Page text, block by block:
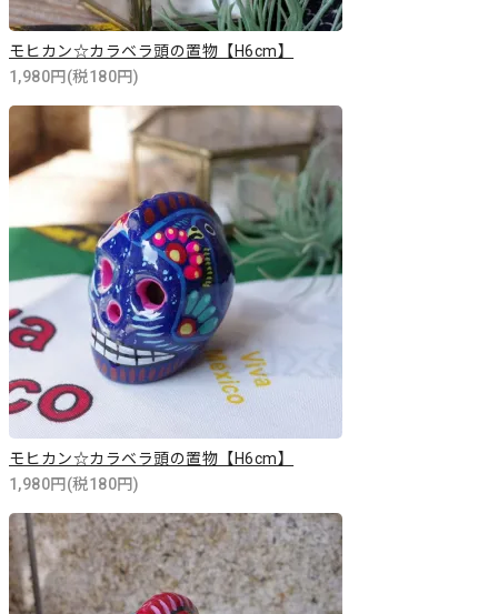
モヒカン☆カラベラ頭の置物【H6cm】
1,980円(税180円)
モヒカン☆カラベラ頭の置物【H6cm】
1,980円(税180円)